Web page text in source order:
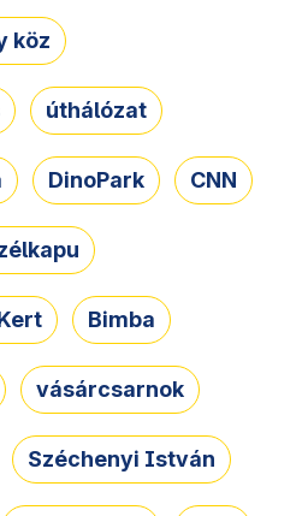
köz
úthálózat
DinoPark CNN
Bimba
vásárcsarnok
Széchenyi István